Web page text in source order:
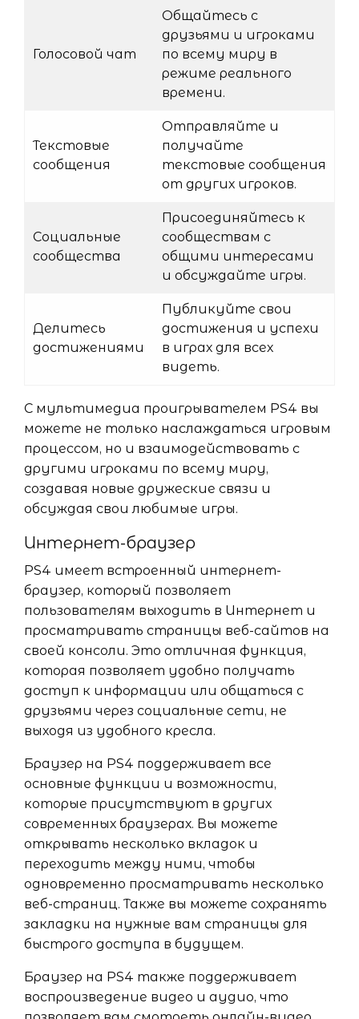
Голосовой чат
Общайтесь с
друзьями и игроками
по всему миру в
режиме реального
времени.
Текстовые
сообщения
Отправляйте и
получайте
текстовые сообщения
от других игроков.
Социальные
сообщества
Присоединяйтесь к
сообществам с
общими интересами
и обсуждайте игры.
Делитесь
достижениями
Публикуйте свои
достижения и успехи
в играх для всех
видеть.
С мультимедиа проигрывателем PS4 вы
можете не только наслаждаться игровым
процессом, но и взаимодействовать с
другими игроками по всему миру,
создавая новые дружеские связи и
обсуждая свои любимые игры.
Интернет-браузер
PS4 имеет встроенный интернет-
браузер, который позволяет
пользователям выходить в Интернет и
просматривать страницы веб-сайтов на
своей консоли. Это отличная функция,
которая позволяет удобно получать
доступ к информации или общаться с
друзьями через социальные сети, не
выходя из удобного кресла.
Браузер на PS4 поддерживает все
основные функции и возможности,
которые присутствуют в других
современных браузерах. Вы можете
открывать несколько вкладок и
переходить между ними, чтобы
одновременно просматривать несколько
веб-страниц. Также вы можете сохранять
закладки на нужные вам страницы для
быстрого доступа в будущем.
Браузер на PS4 также поддерживает
воспроизведение видео и аудио, что